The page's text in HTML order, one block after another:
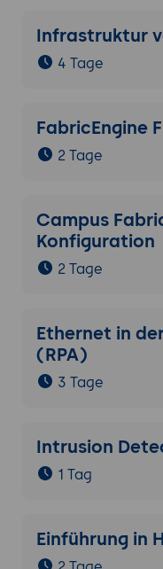
Infrastruktur
4 Tage
FabricEngine
2 Tage
Campus
Konfiguration
2 Tage
Ethernet in
(RPA)
3 Tage
Intrusion
1 Tag
Einführung in